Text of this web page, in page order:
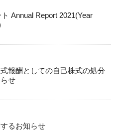
Annual Report 2021(Year
報酬としての自己株式の処分
せ
るお知らせ